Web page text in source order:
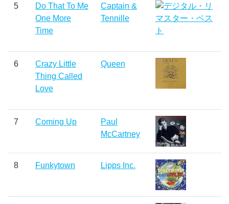
5
Do That To Me
One More
Time
Captain &
Tennille
6
Crazy Little
Thing Called
Love
Queen
7 Coming Up
Paul
McCartney
8 Funkytown Lipps Inc.